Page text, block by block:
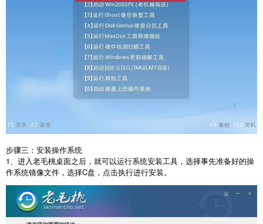
步骤三：安装操作系统
1、进入老毛桃桌面之后，就可以运行系统安装工具，选择事先准备好的操
作系统镜像文件，选择C盘，点击执行进行安装。